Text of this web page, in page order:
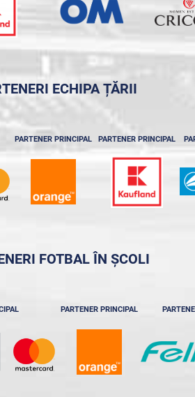
ECHIPA ȚĂRII
PARTENER PRINCIPAL PARTENER PRINCIPAL
FOTBAL ÎN ȘCOLI
PARTENER PRINCIPAL